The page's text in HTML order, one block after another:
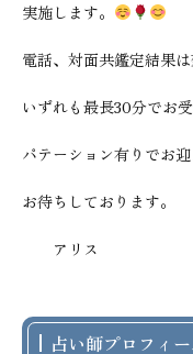
実施します。
電話、対面共鑑定結果は
いずれも最長30分でお
パテーション有りでお迎
お待ちしております。
アリス
占い師プロフィ